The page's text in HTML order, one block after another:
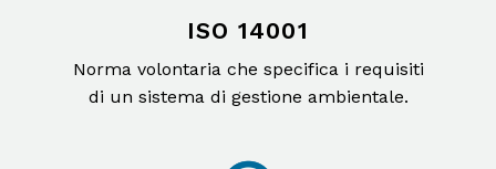
ISO 14001
Norma volontaria che specifica i requisiti
di un sistema di gestione ambientale.